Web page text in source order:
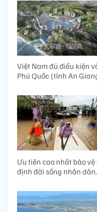
Việt Nam đủ điều kiện
Phú Quốc (tỉnh An
Ưu tiên cao nhất bảo
định đời sống nhân dân.